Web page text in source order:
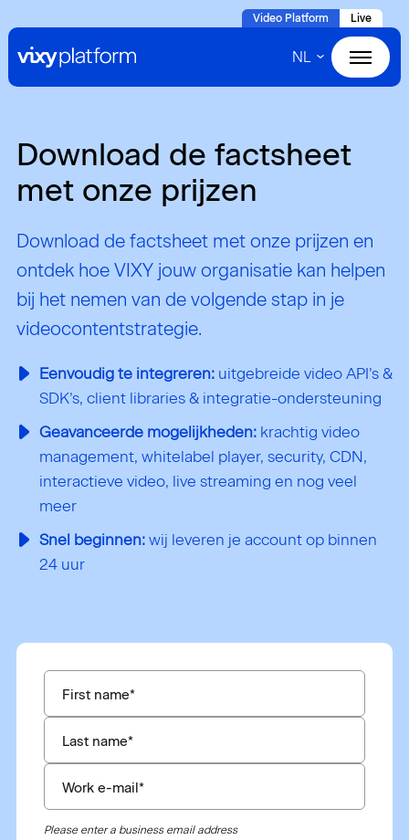
hoofdinhoud
Home
Video Platform Live
NL
Solutions
Cases
About VIXY
Contact
Sign in
Download de factsheet
met onze prijzen
Download de factsheet met onze prijzen en
ontdek hoe VIXY jouw organisatie kan helpen
bij het nemen van de volgende stap in je
videocontentstrategie.
Eenvoudig te integreren:uitgebreide video API’s &
SDK’s, client libraries & integratie-ondersteuning
Geavanceerde mogelijkheden:krachtig video
management, whitelabel player, security, CDN,
interactieve video, live streaming en nog veel
meer
Snel beginnen: wij leveren je account op binnen
24 uur
First name*
Last name*
Work e-mail*
Please enter a business email address